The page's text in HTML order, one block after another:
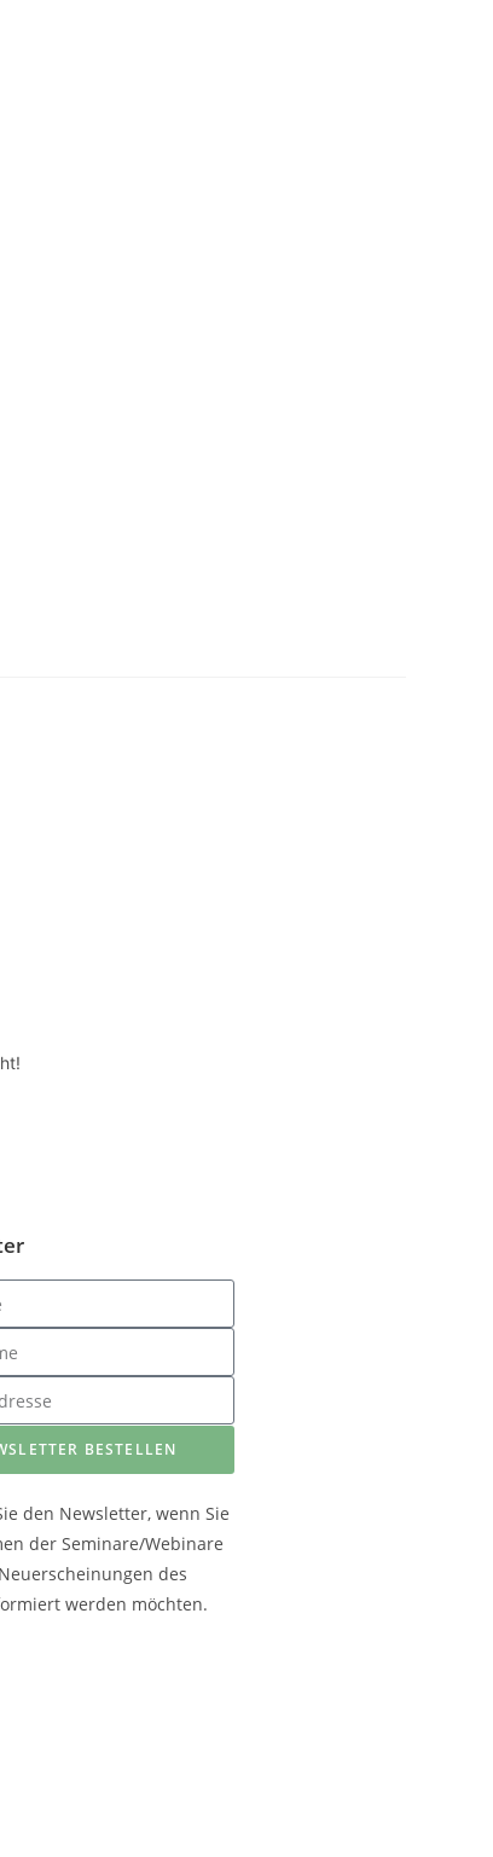
BESTELLEN
den Newsletter, wenn Sie
der Seminare/Webinare
des
werden möchten.